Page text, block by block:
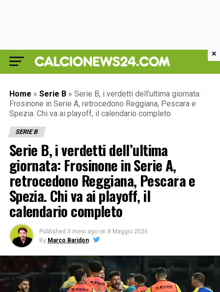
Home » Serie B » Serie B, i verdetti dell’ultima giornata:
Frosinone in Serie A, retrocedono Reggiana, Pescara e
Spezia. Chi va ai playoff, il calendario completo
SERIE B
Serie B, i verdetti dell’ultima
giornata: Frosinone in Serie A,
retrocedono Reggiana, Pescara e
Spezia. Chi va ai playoff, il
calendario completo
Published 3 mesi ago on 8 Maggio 2026
By Marco Baridon
×